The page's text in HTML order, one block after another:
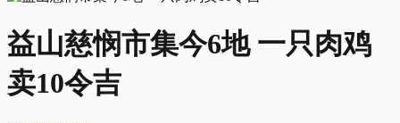
益山慈悯市集今6地 一只肉鸡
卖10令吉